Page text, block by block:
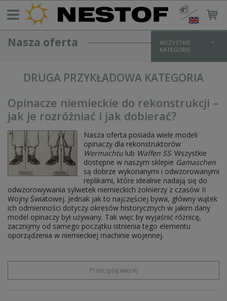
Nasza oferta
WSZYSTKIE
KATEGORIE
UMUNDUROWANIE WH
koszule
spodnie
płaszcze
UMUNDUROWANIE SS
bluzy i kurtki
koszule
spodnie
płaszcze
zimowe
UMUNDUROWANIE LW
UMUNDUROWANIE POLICYJNE/PARAMILITARNE
DODATKI MUNDUROWE I OKUCIA
OPORZĄDZENIE I WYPOSAŻENIE NIEMIECKIE
pasy, klamry i akcesoria
DRUGA PRZYKŁADOWA KATEGORIA
Opinacze niemieckie do rekonstrukcji –
jak je rozróżniać i jak dobierać?
Nasza oferta posiada wiele modeli
opinaczy dla rekonstruktorów
Wermachtulub Waffen SS. Wszystkie
dostępne w naszym sklepie Gamaschen
są dobrze wykonanymi i odwzorowanymi
replikami, które idealnie nadają się do
odwzorowywania sylwetek niemieckich żołnierzy z czasów II
Wojny Światowej. Jednak jak to najczęściej bywa, główny wątek
ich odmienności dotyczy okresów historycznych w jakim dany
model opinaczy był używany. Tak więc by wyjaśnić różnicę,
zacznijmy od samego początku istnienia tego elementu
oporządzenia w niemieckiej machinie wojennej.
Przeczytaj więcej